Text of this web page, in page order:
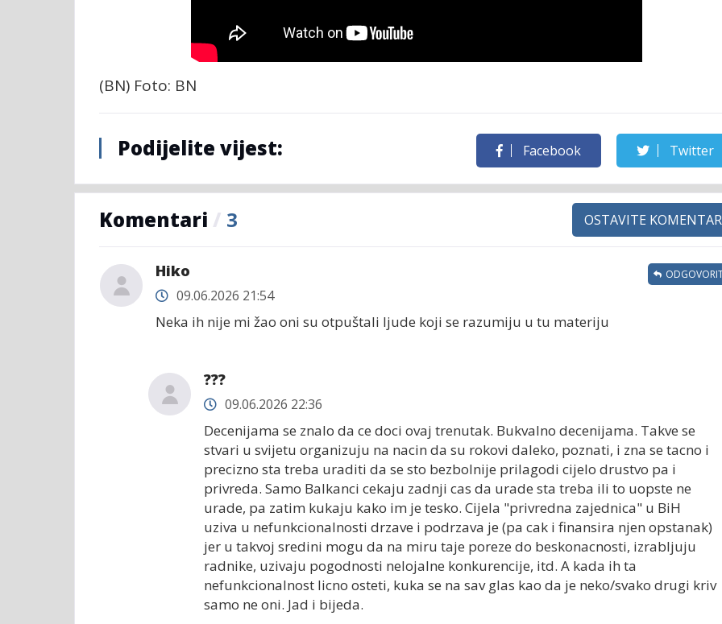
(BN) Foto: BN
Podijelite vijest: Facebook Twitter
Komentari / 3 OSTAVITE KOMENTAR
Hiko
09.06.2026 21:54
Neka ih nije mi žao oni su otpuštali ljude koji se razumiju u tu materiju
???
09.06.2026 22:36
Decenijama se znalo da ce doci ovaj trenutak. Bukvalno decenijama. Takve se
stvari u svijetu organizuju na nacin da su rokovi daleko, poznati, i zna se tacno i
precizno sta treba uraditi da se sto bezbolnije prilagodi cijelo drustvo pa i
privreda. Samo Balkanci cekaju zadnji cas da urade sta treba ili to uopste ne
urade, pa zatim kukaju kako im je tesko. Cijela "privredna zajednica" u BiH
uziva u nefunkcionalnosti drzave i podrzava je (pa cak i finansira njen opstanak)
jer u takvoj sredini mogu da na miru taje poreze do beskonacnosti, izrabljuju
radnike, uzivaju pogodnosti nelojalne konkurencije, itd. A kada ih ta
nefunkcionalnost licno osteti, kuka se na sav glas kao da je neko/svako drugi kriv
samo ne oni. Jad i bijeda.